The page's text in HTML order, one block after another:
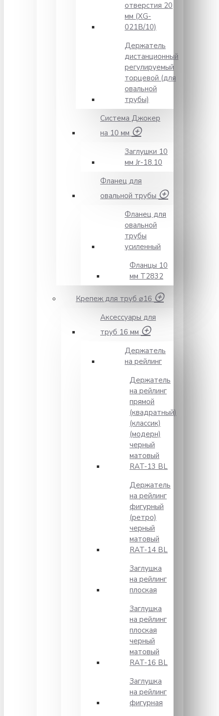
отверстия 20
мм (XG-
021B/10)
Держатель
дистанционный
регулируемый
торцевой (для
овальной
трубы)
Система Джокер
на 10 мм
Заглушки 10
мм Jr-18.10
Фланец для
овальной трубы
Фланец для
овальной
трубы
усиленный
Фланцы 10
мм Т2832
Крепеж для труб ⌀16
Аксессуары для
труб 16 мм
Держатель
на рейлинг
Держатель
на рейлинг
прямой
(квадратный)
(классик)
(модерн)
черный
матовый
RAT-13 BL
Держатель
на рейлинг
фигурный
(ретро)
черный
матовый
RAT-14 BL
Заглушка
на рейлинг
плоская
Заглушка
на рейлинг
плоская
черный
матовый
RAT-16 BL
Заглушка
на рейлинг
фигурная